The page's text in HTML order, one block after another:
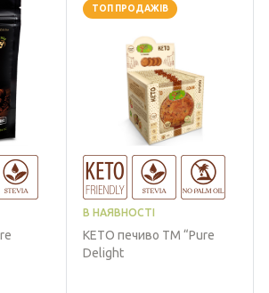
ТОП ПРОДАЖІВ
В НАЯВНОСТІ
КЕТО печиво ТМ “Pure
Delight